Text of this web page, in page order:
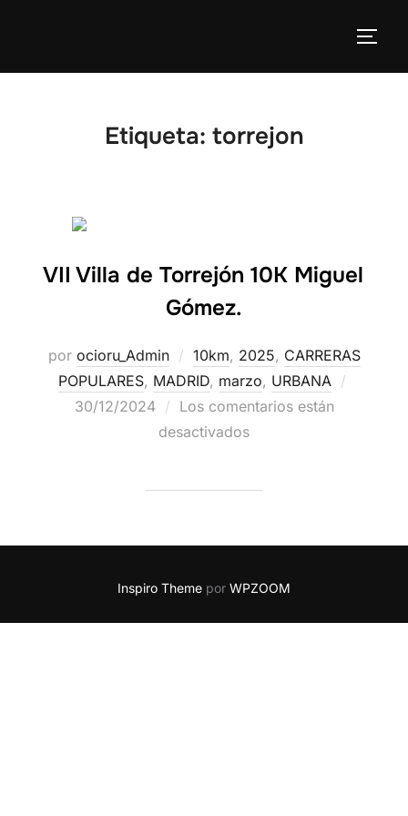
Etiqueta: torrejon
VII Villa de Torrejón 10K Miguel
Gómez.
por ocioru_Admin 10km, 2025, CARRERAS
POPULARES, MADRID, marzo, URBANA
30/12/2024
Los comentarios están
desactivados
Inspiro Theme por WPZOOM